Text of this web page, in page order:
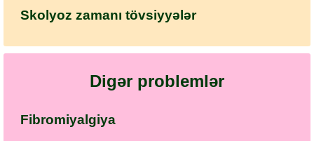
Skolyoz zamanı tövsiyyələr
Digər problemlər
Fibromiyalgiya